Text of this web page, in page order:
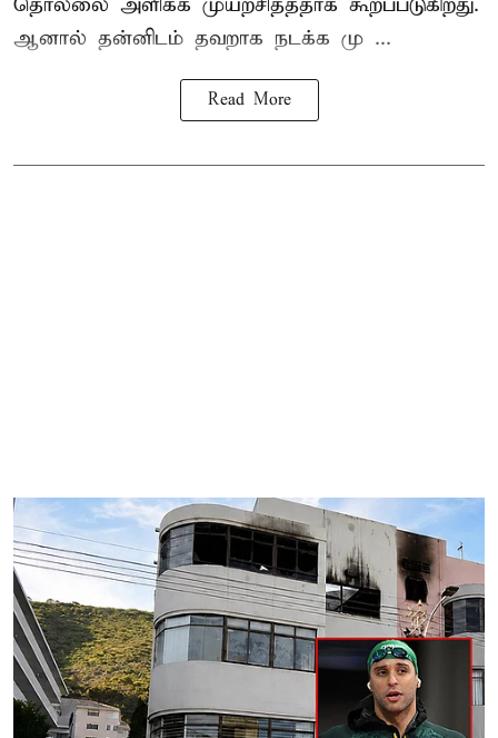
ஆனால் தன்னிடம் தவறாக நடக்க மு ...
Read More